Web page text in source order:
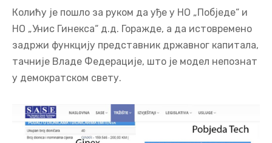
Колићу је пошло за руком да уђе у НО „Побједе“ и
НО „Унис Гинекса“ д.д. Горажде, а да истовремено
задржи функцију представник државног капитала,
тачније Владе Федерације, што је модел непознат
у демократском свету.